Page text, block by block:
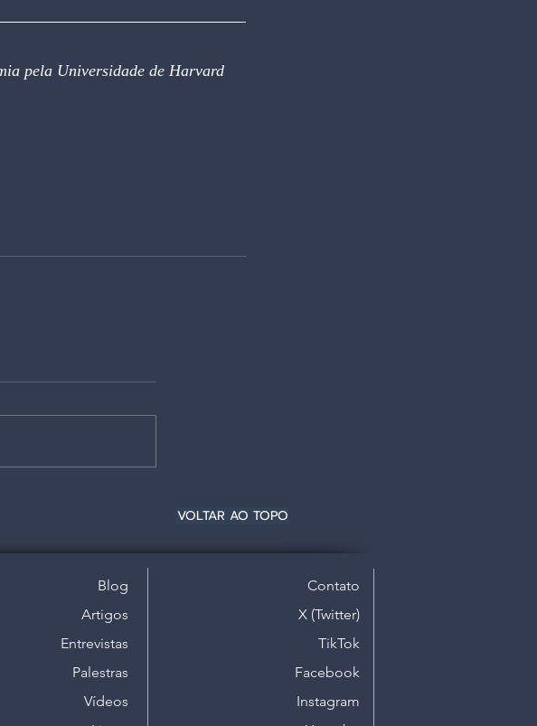
pela Universidade de Harvard
VOLTAR AO TOPO
Blog
Artigos
Entrevistas
Palestras
Vídeos
Contato
X (Twitter)
TikTok
Facebook
Instagram